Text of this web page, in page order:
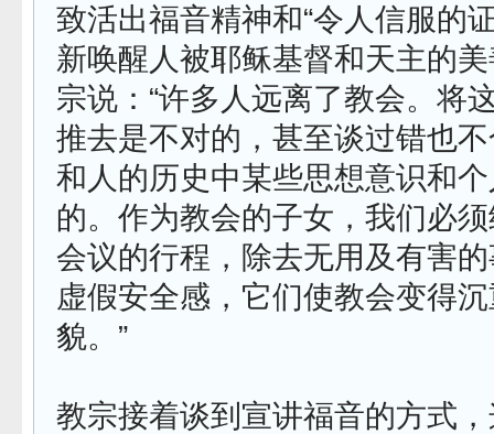
致活出福音精神和“令人信服的
新唤醒人被耶稣基督和天主的
宗说：“许多人远离了教会。将
推去是不对的，甚至谈过错也
和人的历史中某些思想意识和
的。作为教会的子女，我们必
会议的行程，除去无用及有害
虚假安全感，它们使教会变得
貌。”
教宗接着谈到宣讲福音的方式